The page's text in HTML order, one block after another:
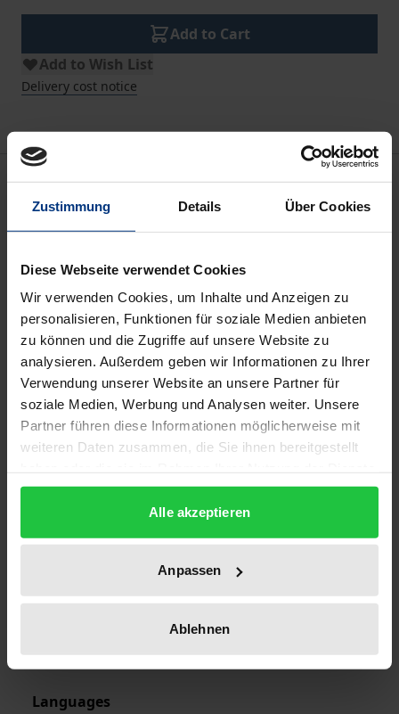
Zustimmung Details Über Cookies
Diese Webseite verwendet Cookies
Wir verwenden Cookies, um Inhalte und Anzeigen zu
personalisieren, Funktionen für soziale Medien anbieten
zu können und die Zugriffe auf unsere Website zu
analysieren. Außerdem geben wir Informationen zu Ihrer
Verwendung unserer Website an unsere Partner für
soziale Medien, Werbung und Analysen weiter. Unsere
Partner führen diese Informationen möglicherweise mit
weiteren Daten zusammen, die Sie ihnen bereitgestellt
gesammelt haben.
Alle akzeptieren
Anpassen
Ablehnen
Add to Cart
Add to Wish List
Delivery cost notice
Bibliographical data
1
ISBN
978-3-89913-006-5
Subtitle
Zu einem Text des Ali b. Umar ad-Daraqutni
Publication Date
Year of Publication
Ergon
Softcover
Languages